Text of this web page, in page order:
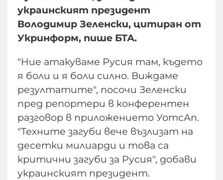
украинският президент
Володимир Зеленски, цитиран от
Укринформ, пише БТА.
"Ние атакуваме Русия там, където
я боли и я боли силно. Виждаме
резултатите", посочи Зеленски
пред репортери в конферентен
разговор в приложението УотсАп.
"Техните загуби вече възлизат на
десетки милиарди и това са
критични загуби за Русия", добави
украинският президент.